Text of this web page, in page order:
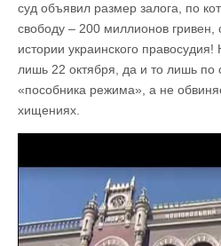
суд объявил размер залога, по
свободу – 200 миллионов
истории украинского
лишь 22 октября, да и то лишь по
«пособника режима», а не
хищениях.